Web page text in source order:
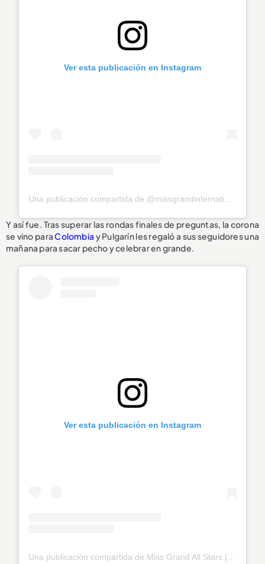
Ver esta publicación en Instagram
Y así fue. Tras superar las rondas finales de preguntas, la corona
se vino paraColombia y Pulgarín les regaló a sus seguidores una
mañana para sacar pecho y celebrar en grande.
Ver esta publicación en Instagram